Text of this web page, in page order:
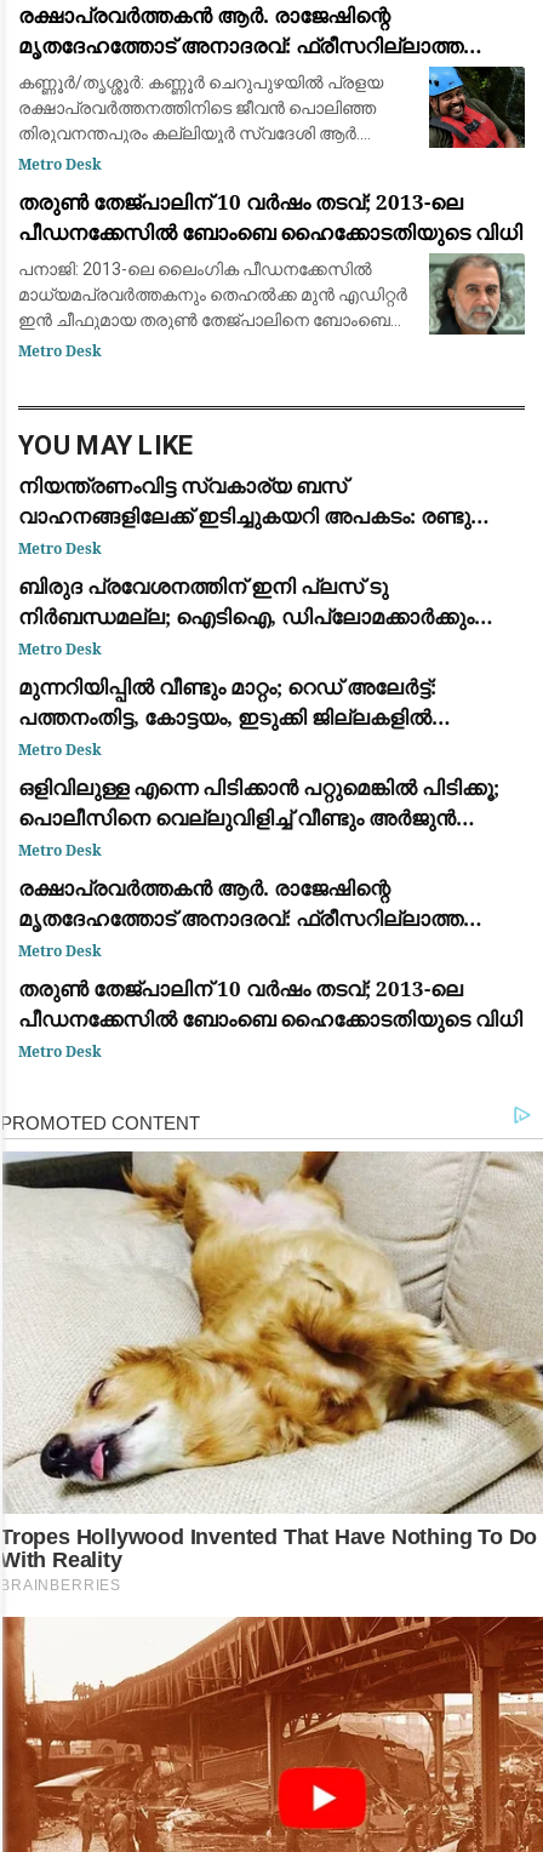
ഭീഷണിപ്പെടുത്തിയതിലാണ് നടപടി. നേരത്
രക്ഷാപ്രവർത്തകൻ ആർ. രാജേഷിന്റെ
മൃതദേഹത്തോട് അനാദരവ്: ഫ്രീസറില്ലാത്ത
ആംബുലൻസിൽ കൊണ്ടുപോയത് ചാവക്കാട് വരെ;
ഒടുവിൽ വാഹനം മാറ്റി
കണ്ണൂർ/തൃശ്ശൂർ: കണ്ണൂർ ചെറുപുഴയിൽ പ്രളയ
രക്ഷാപ്രവർത്തനത്തിനിടെ ജീവൻ പൊലിഞ്ഞ
തിരുവനന്തപുരം കല്ലിയൂർ സ്വദേശി ആർ.
രാജേഷിന്റെ (36) ഭൗതികദേഹത്തോട്
ഗവ. മെഡിക്കൽ കോളേജ് ആശ
Metro Desk
തരുൺ തേജ്പാലിന് 10 വർഷം തടവ്; 2013-ലെ
പീഡനക്കേസിൽ ബോംബെ ഹൈക്കോടതിയുടെ വിധി
പനാജി: 2013-ലെ ലൈംഗിക പീഡനക്കേസിൽ
മാധ്യമപ്രവർത്തകനും തെഹൽക്ക മുൻ എഡിറ്റർ
ഇൻ ചീഫുമായ തരുൺ തേജ്പാലിനെ ബോംബെ
ഹൈക്കോടതി കുറ്റക്കാരനായി കണ്ടെത്തി 10
Metro Desk
YOU MAY LIKE
നിയന്ത്രണംവിട്ട സ്വകാര്യ ബസ്
വാഹനങ്ങളിലേക്ക് ഇടിച്ചുകയറി അപകടം: രണ്ടു
മരണം, എട്ട് പേർക്ക് പരിക്ക്
Metro Desk
ബിരുദ പ്രവേശനത്തിന് ഇനി പ്ലസ് ടു
നിർബന്ധമല്ല; ഐടിഐ, ഡിപ്ലോമക്കാർക്കും
അവസരം നൽകി ഉന്നത വിദ്യാഭ്യാസ വകുപ്പ്
ഉത്തരവിറക്കി
Metro Desk
മുന്നറിയിപ്പില്‍ വീണ്ടും മാറ്റം; റെഡ് അലേർട്ട്:
പത്തനംതിട്ട, കോട്ടയം, ഇടുക്കി ജില്ലകളില്‍
അതിതീവ്രമാകും
Metro Desk
ഒളിവിലുള്ള എന്നെ പിടിക്കാൻ പറ്റുമെങ്കിൽ പിടിക്കൂ;
പൊലീസിനെ വെല്ലുവിളിച്ച് വീണ്ടും അർജുൻ
ആയങ്കി
Metro Desk
രക്ഷാപ്രവർത്തകൻ ആർ. രാജേഷിന്റെ
മൃതദേഹത്തോട് അനാദരവ്: ഫ്രീസറില്ലാത്ത
ആംബുലൻസിൽ കൊണ്ടുപോയത് ചാവക്കാട് വരെ;
ഒടുവിൽ വാഹനം മാറ്റി
Metro Desk
തരുൺ തേജ്പാലിന് 10 വർഷം തടവ്; 2013-ലെ
പീഡനക്കേസിൽ ബോംബെ ഹൈക്കോടതിയുടെ വിധി
Metro Desk